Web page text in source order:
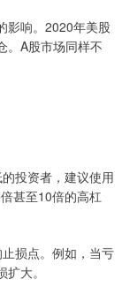
影响。2020年美股
。A股市场同样不
投资者，建议使用
甚至10倍的高杠
损点。例如，当亏
大。